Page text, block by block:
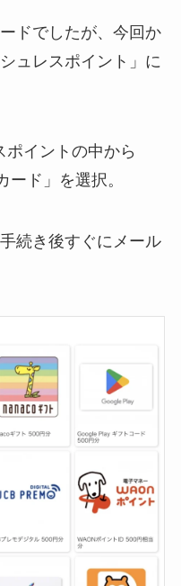
ドでしたが、今回か
ュレスポイント」に
イントの中から
ード」を選択。
続き後すぐにメール